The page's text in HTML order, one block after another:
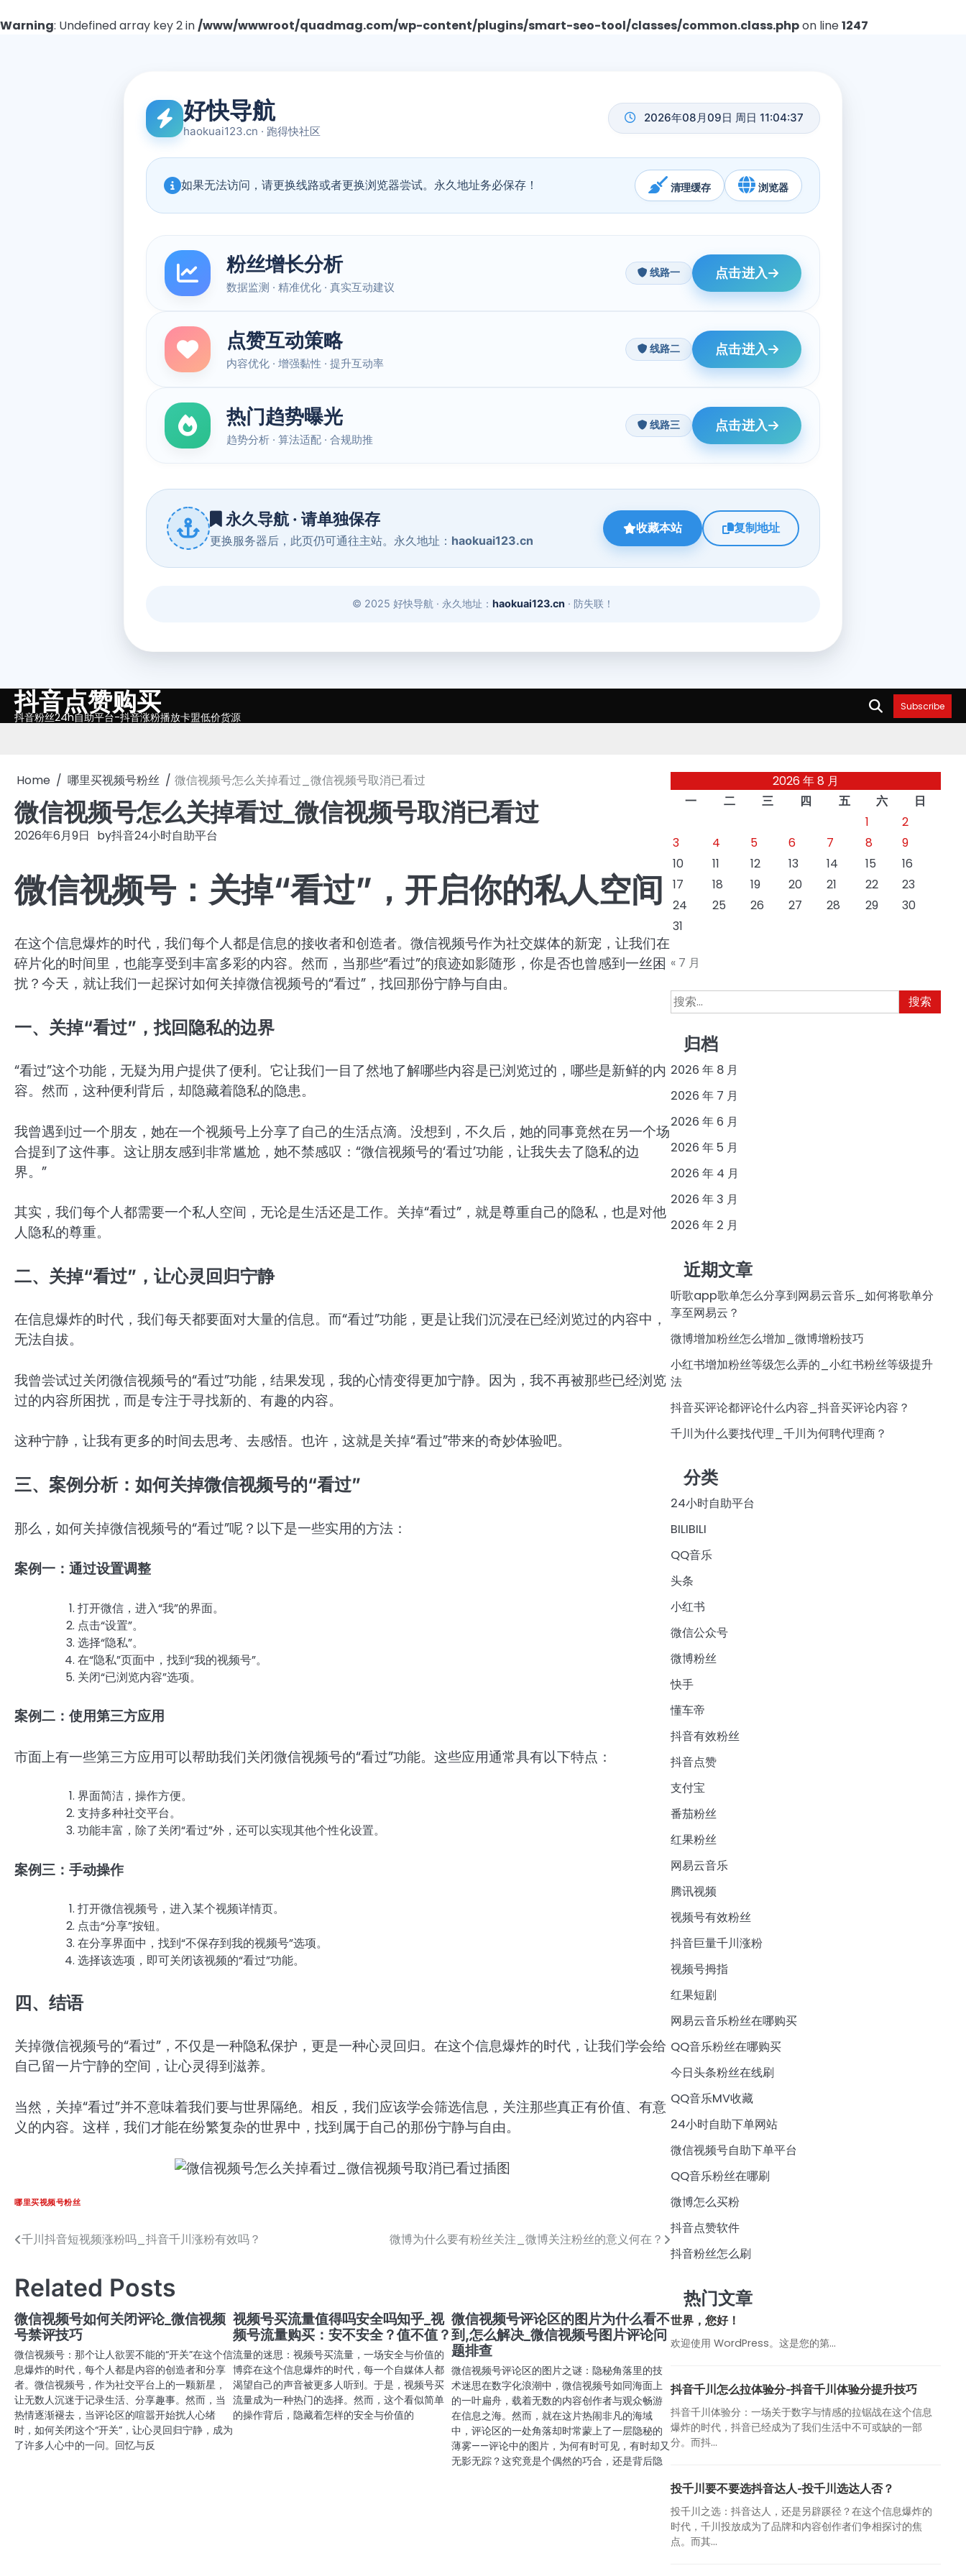
Warning: Undefined array key 2 in/www/wwwroot/quadmag.com/wp-content/plugins/smart-seo-tool/classes/common.class.phpon line1247
Skip抖音点赞购买
抖音粉丝24h自助平台-抖音涨粉播放卡盟低价货源
Subscribe
Home 哪里买视频号粉丝 微信视频号怎么关掉看过_微信视频号取消已看过
微信视频号怎么关掉看过_微信视频号取消已看过
2026年6月9日 by抖音24小时自助平台
微信视频号：关掉“看过”，开启你的私人空间
在这个信息爆炸的时代，我们每个人都是信息的接收者和创造者。微信视频号作为社交媒体的新宠，让我们在
碎片化的时间里，也能享受到丰富多彩的内容。然而，当那些“看过”的痕迹如影随形，你是否也曾感到一丝困
扰？今天，就让我们一起探讨如何关掉微信视频号的“看过”，找回那份宁静与自由。
一、关掉“看过”，找回隐私的边界
“看过”这个功能，无疑为用户提供了便利。它让我们一目了然地了解哪些内容是已浏览过的，哪些是新鲜的内
容。然而，这种便利背后，却隐藏着隐私的隐患。
我曾遇到过一个朋友，她在一个视频号上分享了自己的生活点滴。没想到，不久后，她的同事竟然在另一个场
合提到了这件事。这让朋友感到非常尴尬，她不禁感叹：“微信视频号的‘看过’功能，让我失去了隐私的边
界。”
其实，我们每个人都需要一个私人空间，无论是生活还是工作。关掉“看过”，就是尊重自己的隐私，也是对他
人隐私的尊重。
二、关掉“看过”，让心灵回归宁静
在信息爆炸的时代，我们每天都要面对大量的信息。而“看过”功能，更是让我们沉浸在已经浏览过的内容中，
无法自拔。
我曾尝试过关闭微信视频号的“看过”功能，结果发现，我的心情变得更加宁静。因为，我不再被那些已经浏览
过的内容所困扰，而是专注于寻找新的、有趣的内容。
这种宁静，让我有更多的时间去思考、去感悟。也许，这就是关掉“看过”带来的奇妙体验吧。
三、案例分析：如何关掉微信视频号的“看过”
那么，如何关掉微信视频号的“看过”呢？以下是一些实用的方法：
案例一：通过设置调整
打开微信，进入“我”的界面。
点击“设置”。
选择“隐私”。
在“隐私”页面中，找到“我的视频号”。
关闭“已浏览内容”选项。
案例二：使用第三方应用
市面上有一些第三方应用可以帮助我们关闭微信视频号的“看过”功能。这些应用通常具有以下特点：
界面简洁，操作方便。
支持多种社交平台。
功能丰富，除了关闭“看过”外，还可以实现其他个性化设置。
案例三：手动操作
打开微信视频号，进入某个视频详情页。
点击“分享”按钮。
在分享界面中，找到“不保存到我的视频号”选项。
选择该选项，即可关闭该视频的“看过”功能。
四、结语
关掉微信视频号的“看过”，不仅是一种隐私保护，更是一种心灵回归。在这个信息爆炸的时代，让我们学会给
自己留一片宁静的空间，让心灵得到滋养。
当然，关掉“看过”并不意味着我们要与世界隔绝。相反，我们应该学会筛选信息，关注那些真正有价值、有意
义的内容。这样，我们才能在纷繁复杂的世界中，找到属于自己的那份宁静与自由。
哪里买视频号粉丝
文
导
航
千川抖音短视频涨粉吗_抖音千川涨粉有效吗？ 微博为什么要有粉丝关注_微博关注粉丝的意义何在？
Related Posts
微信视频号如何关闭评论_微信视频
号禁评技巧
微信视频号：那个让人欲罢不能的“开关”在这个信
息爆炸的时代，每个人都是内容的创造者和分享
者。微信视频号，作为社交平台上的一颗新星，
让无数人沉迷于记录生活、分享趣事。然而，当
热情逐渐褪去，当评论区的喧嚣开始扰人心绪
时，如何关闭这个“开关”，让心灵回归宁静，成为
了许多人心中的一问。回忆与反
视频号买流量值得吗安全吗知乎_视
频号流量购买：安不安全？值不值？
流量的迷思：视频号买流量，一场安全与价值的
博弈在这个信息爆炸的时代，每一个自媒体人都
渴望自己的声音被更多人听到。于是，视频号买
流量成为一种热门的选择。然而，这个看似简单
的操作背后，隐藏着怎样的安全与价值的
微信视频号评论区的图片为什么看不
到,怎么解决_微信视频号图片评论问
题排查
微信视频号评论区的图片之谜：隐秘角落里的技
术迷思在数字化浪潮中，微信视频号如同海面上
的一叶扁舟，载着无数的内容创作者与观众畅游
在信息之海。然而，就在这片热闹非凡的海域
中，评论区的一处角落却时常蒙上了一层隐秘的
薄雾——评论中的图片，为何有时可见，有时却又
无影无踪？这究竟是个偶然的巧合，还是背后隐
2026 年 8 月
一
二 三 四 五 六
日
1
2
3
4 5 6 7 8
9
10
11 12 13 14 15
16
17
18 19 20 21 22
23
24
25 26 27 28 29
30
31
« 7 月
搜
索：
归档
2026 年 8 月
2026 年 7 月
2026 年 6 月
2026 年 5 月
2026 年 4 月
2026 年 3 月
2026 年 2 月
近期文章
听歌app歌单怎么分享到网易云音乐_如何将歌单分
享至网易云？
微博增加粉丝怎么增加_微博增粉技巧
小红书增加粉丝等级怎么弄的_小红书粉丝等级提升
法
抖音买评论都评论什么内容_抖音买评论内容？
千川为什么要找代理_千川为何聘代理商？
分类
24小时自助平台
BILIBILI
QQ音乐
头条
小红书
微信公众号
微博粉丝
快手
懂车帝
抖音有效粉丝
抖音点赞
支付宝
番茄粉丝
红果粉丝
网易云音乐
腾讯视频
视频号有效粉丝
抖音巨量千川涨粉
视频号拇指
红果短剧
网易云音乐粉丝在哪购买
QQ音乐粉丝在哪购买
今日头条粉丝在线刷
QQ音乐MV收藏
24小时自助下单网站
微信视频号自助下单平台
QQ音乐粉丝在哪刷
微博怎么买粉
抖音点赞软件
抖音粉丝怎么刷
热门文章
世界，您好！
欢迎使用 WordPress。这是您的第…
抖音千川怎么拉体验分-抖音千川体验分提升技巧
抖音千川体验分：一场关于数字与情感的拉锯战在这个信息
爆炸的时代，抖音已经成为了我们生活中不可或缺的一部
分。而抖...
投千川要不要选抖音达人-投千川选达人否？
投千川之选：抖音达人，还是另辟蹊径？在这个信息爆炸的
时代，千川投放成为了品牌和内容创作者们争相探讨的焦
点。而其...